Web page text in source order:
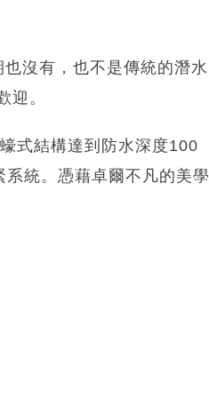
沒有，也不是傳統的潛水
迎。
式結構達到防水深度100
統。憑藉卓爾不凡的美學